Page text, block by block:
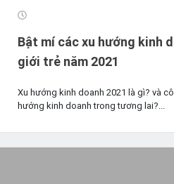
Bật mí các xu hướng kinh
giới trẻ năm 2021
Xu hướng kinh doanh 2021 là gì? và
hướng kinh doanh trong tương lai?...